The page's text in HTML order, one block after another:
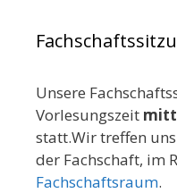
Unsere
Vorlesungszeit
statt.Wir treffen
der Fachschaft, im
Fachschaftsraum.